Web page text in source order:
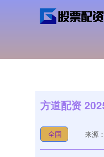
方道配资
全国 来源